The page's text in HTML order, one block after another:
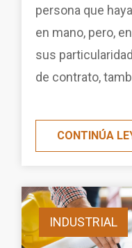
persona que
en mano, pero,
sus
de contrato,
CONTINÚA
INDUSTRIAL